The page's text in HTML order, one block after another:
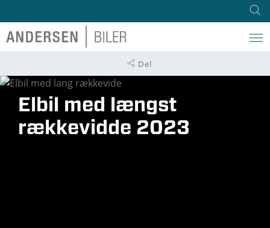
Del
Elbil med længst
rækkevidde 2023